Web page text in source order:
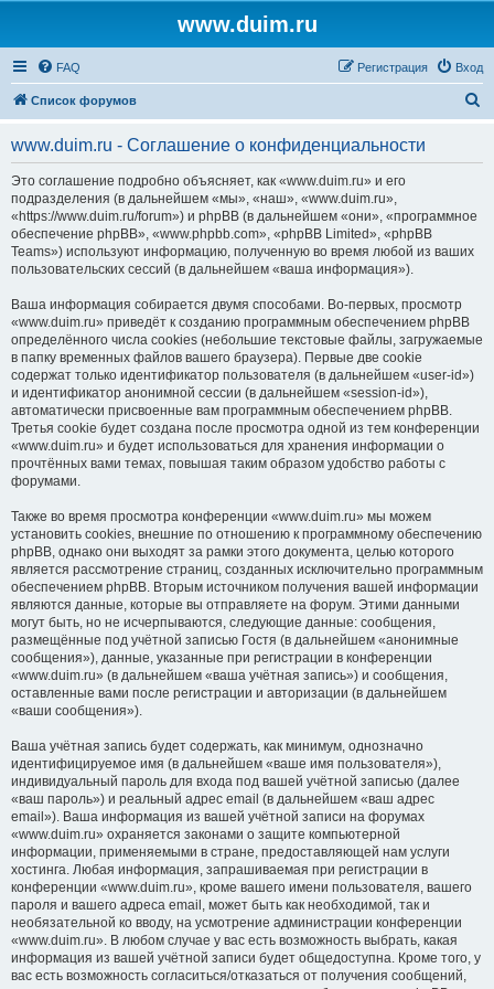
www.duim.ru
FAQ Вход
Регистрация
Список форумов
www.duim.ru - Соглашение о конфиденциальности
Это соглашение подробно объясняет, как «www.duim.ru» и его
подразделения (в дальнейшем «мы», «наш», «www.duim.ru»,
«https://www.duim.ru/forum») и phpBB (в дальнейшем «они», «программное
обеспечение phpBB», «www.phpbb.com», «phpBB Limited», «phpBB
Teams») используют информацию, полученную во время любой из ваших
пользовательских сессий (в дальнейшем «ваша информация»).
Ваша информация собирается двумя способами. Во-первых, просмотр
«www.duim.ru» приведёт к созданию программным обеспечением phpBB
определённого числа cookies (небольшие текстовые файлы, загружаемые
в папку временных файлов вашего браузера). Первые две cookie
содержат только идентификатор пользователя (в дальнейшем «user-id»)
и идентификатор анонимной сессии (в дальнейшем «session-id»),
автоматически присвоенные вам программным обеспечением phpBB.
Третья cookie будет создана после просмотра одной из тем конференции
«www.duim.ru» и будет использоваться для хранения информации о
прочтённых вами темах, повышая таким образом удобство работы с
форумами.
Также во время просмотра конференции «www.duim.ru» мы можем
установить cookies, внешние по отношению к программному обеспечению
phpBB, однако они выходят за рамки этого документа, целью которого
является рассмотрение страниц, созданных исключительно программным
обеспечением phpBB. Вторым источником получения вашей информации
являются данные, которые вы отправляете на форум. Этими данными
могут быть, но не исчерпываются, следующие данные: сообщения,
размещённые под учётной записью Гостя (в дальнейшем «анонимные
сообщения»), данные, указанные при регистрации в конференции
«www.duim.ru» (в дальнейшем «ваша учётная запись») и сообщения,
оставленные вами после регистрации и авторизации (в дальнейшем
«ваши сообщения»).
Ваша учётная запись будет содержать, как минимум, однозначно
идентифицируемое имя (в дальнейшем «ваше имя пользователя»),
индивидуальный пароль для входа под вашей учётной записью (далее
«ваш пароль») и реальный адрес email (в дальнейшем «ваш адрес
email»). Ваша информация из вашей учётной записи на форумах
«www.duim.ru» охраняется законами о защите компьютерной
информации, применяемыми в стране, предоставляющей нам услуги
хостинга. Любая информация, запрашиваемая при регистрации в
конференции «www.duim.ru», кроме вашего имени пользователя, вашего
пароля и вашего адреса email, может быть как необходимой, так и
необязательной ко вводу, на усмотрение администрации конференции
«www.duim.ru». В любом случае у вас есть возможность выбрать, какая
информация из вашей учётной записи будет общедоступна. Кроме того, у
вас есть возможность согласиться/отказаться от получения сообщений,